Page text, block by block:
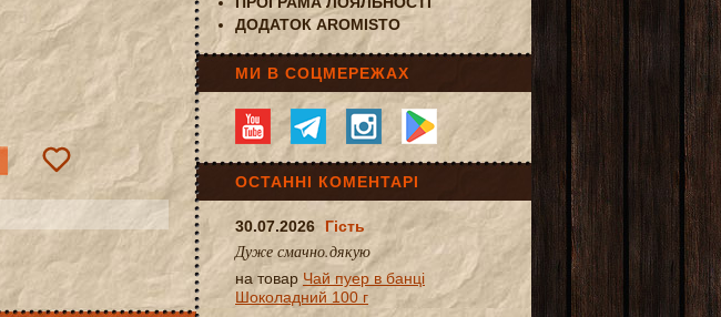
ДОДАТОК AROMISTO
МИ В СОЦМЕРЕЖАХ
ОСТАННІ КОМЕНТАРІ
30.07.2026 Гість
Дуже смачно.дякую
на товар Чай пуер в банці
Шоколадний 100 г